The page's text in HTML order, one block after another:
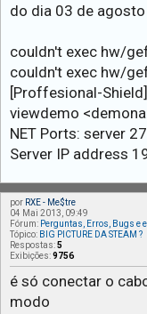
do dia 03 de
couldn't exec hw/
couldn't exec hw/
[Proffesional-
viewdemo
NET Ports: server
Server IP address
por RXE - Me$tre
04 Mai 2013, 09:49
Fórum: Perguntas, Erros, Bugs e
Tópico: BIG PICTURE DA STEAM ?
Respostas:5
Exibições:9756
é só conectar o
modo